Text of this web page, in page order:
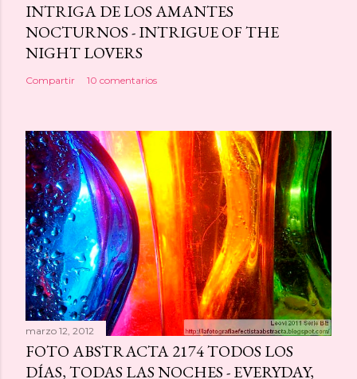
INTRIGA DE LOS AMANTES
NOCTURNOS - INTRIGUE OF THE
NIGHT LOVERS
Compartir 10 comentarios
marzo 12, 2012
FOTO ABSTRACTA 2174 TODOS LOS
DÍAS, TODAS LAS NOCHES - EVERYDAY,